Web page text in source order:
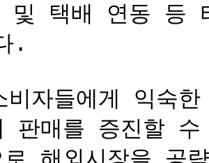
및 택배 연동 등
.
자들에게 익숙
판매를 증진할